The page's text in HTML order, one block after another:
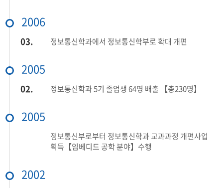
2006
03. 정보통신학과에서 정보통신학부로 확대 개편
2005
02. 정보통신학과 5기 졸업생 64명 배출 【총230명】
2005
정보통신부로부터 정보통신학과 교과과정 개편사업
획득【임베디드 공학 분야】수행
2002